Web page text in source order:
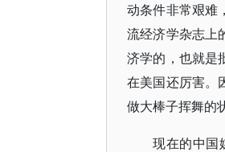
动条件非常艰难
流经济学杂志上
济学的，也就是
在美国还厉害。
做大棒子挥舞的
现在的中国